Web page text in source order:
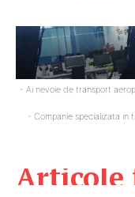
Articole
- Ai nevoie de transport
- Companie specializata in